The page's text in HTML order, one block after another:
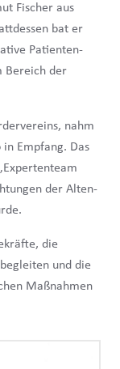
Fischer aus
bat er
Patienten-
Bereich der
nahm
in Empfang. Das
der Alten-
die
und die
Maßnahmen